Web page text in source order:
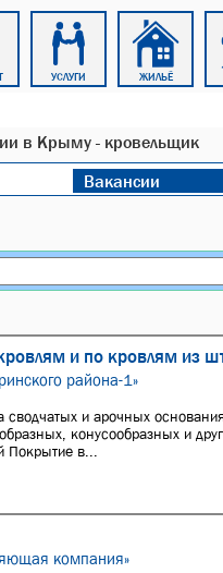
УСЛУГИ ЖИЛЬЁ
в Крыму - кровельщик
Вакансии
и по кровлям из
района-1»
сводчатых и арочных
конусообразных и
Покрытие в...
компания»